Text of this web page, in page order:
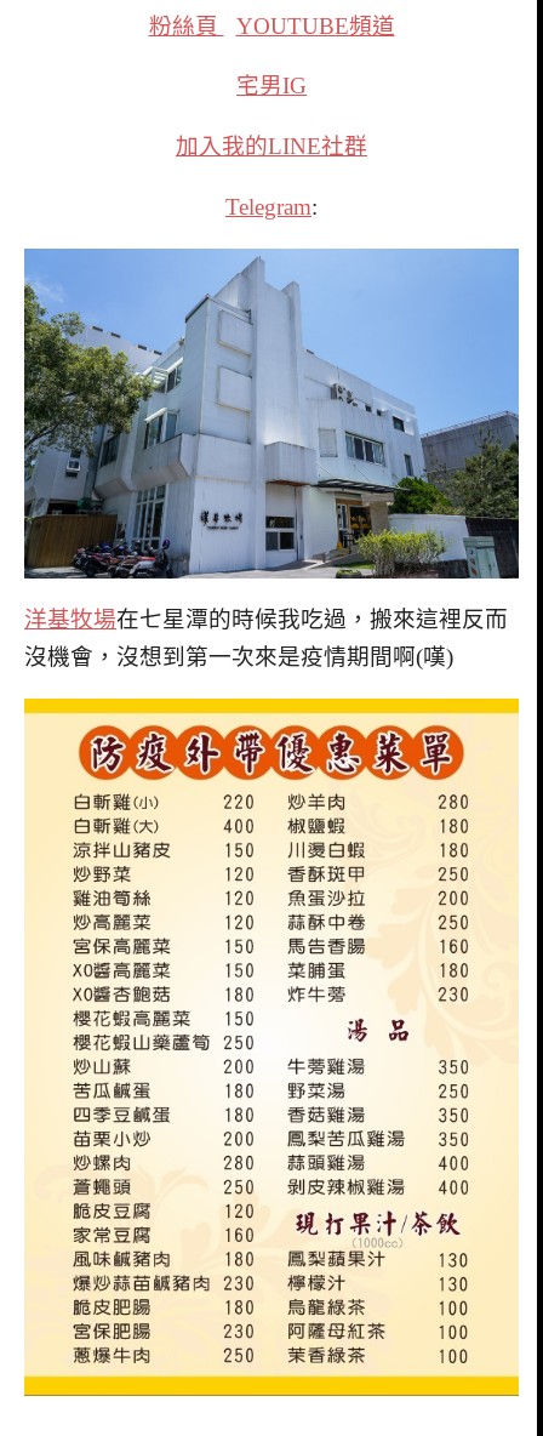
粉絲頁 YOUTUBE頻道
宅男IG
加入我的LINE社群
Telegram:
洋基牧場在七星潭的時候我吃過，搬來這裡反而
沒機會，沒想到第一次來是疫情期間啊(嘆)